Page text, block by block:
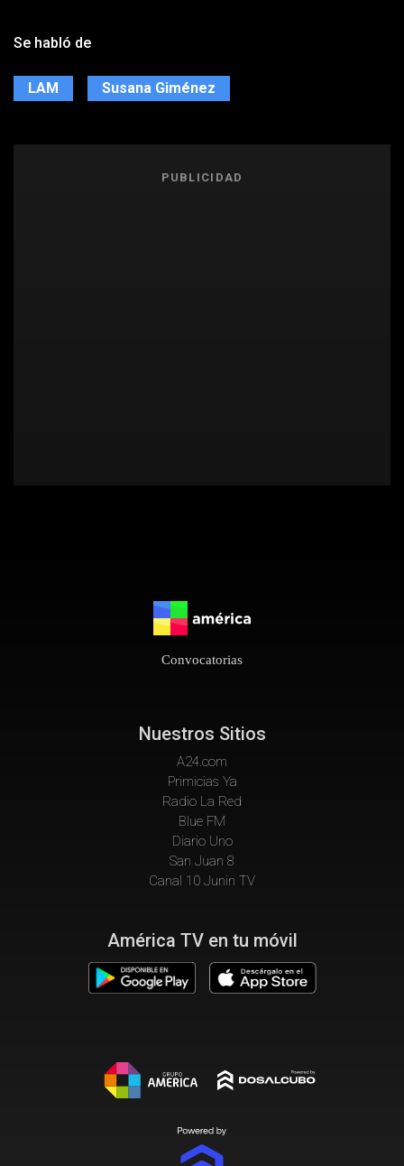
Se habló de
LAM Susana Giménez
PUBLICIDAD
Convocatorias
Nuestros Sitios
A24.com
Primicias Ya
Radio La Red
Blue FM
Diario Uno
San Juan 8
Canal 10 Junin TV
América TV en tu móvil